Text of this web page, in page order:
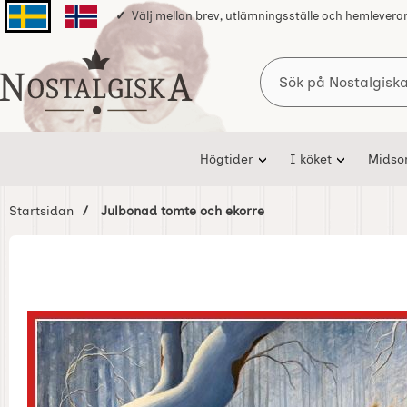
Svenska sidanNorska sidan
Välj mellan brev, utlämningsställe och
Startsidan för Nostalgiska
Sök
Högtider I köket
Startsidan Julbonad tomte och ekorre